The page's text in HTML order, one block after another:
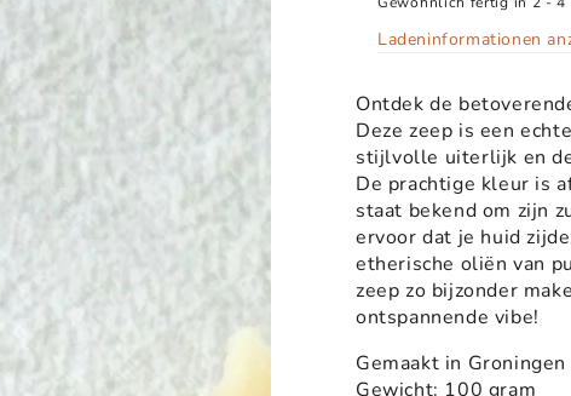
Ladeninformationen
Ontdek de
Deze zeep is een
stijlvolle uiterlijk en
De prachtige kleur is
staat bekend om zijn
ervoor dat je huid
etherische oliën van
zeep zo bijzonder
ontspannende vibe!
Gemaakt in Groningen
Gewicht: 100 gram